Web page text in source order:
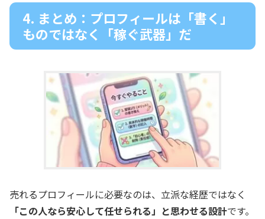
4. まとめ：プロフィールは「書く」
ものではなく「稼ぐ武器」だ
売れるプロフィールに必要なのは、立派な経歴ではなく
「この人なら安心して任せられる」と思わせる設計です。